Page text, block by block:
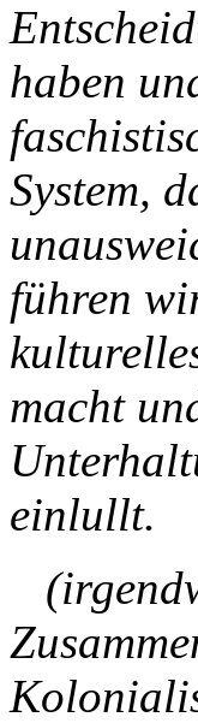
haben
System,
führen
macht
einlullt.